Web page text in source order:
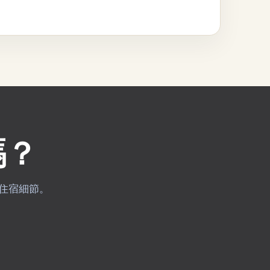
宿細節。